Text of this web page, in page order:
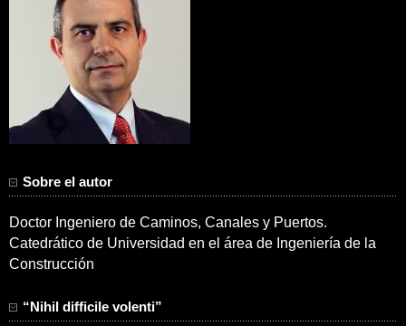
Sobre el autor
Doctor Ingeniero de Caminos, Canales y Puertos.
Catedrático de Universidad en el área de Ingeniería de la
Construcción
“Nihil difficile volenti”